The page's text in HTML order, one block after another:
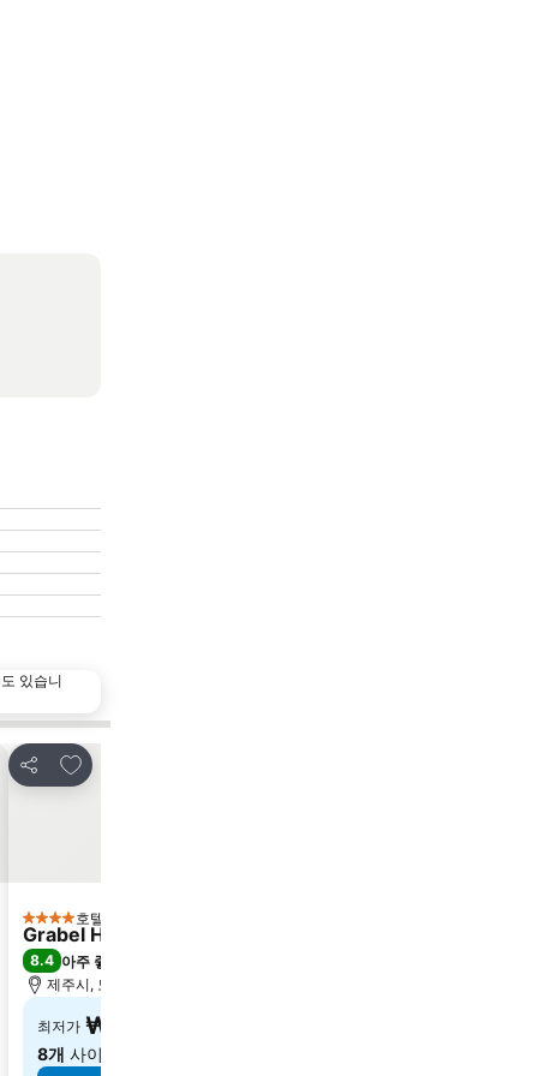
있습니
공유
즐겨찾기에 추가
4 성급 호텔
Grabel Hotel Jeju
8.4 아주 좋음
제주시, 도심에서 9.5km
최저가 ₩93,916
8개 사이트의 요금 보기